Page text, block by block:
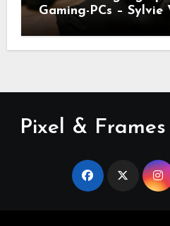
Gaming-PCs – Sylvie
Pixel &